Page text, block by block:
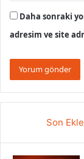
Daha sonraki
adresim ve site
Son